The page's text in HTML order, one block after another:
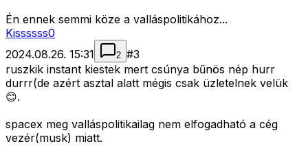
Én ennek semmi köze a valláspolitikához...
Kissssss0
2024.08.26. 15:31
2 #3
ruszkik instant kiestek mert csúnya bűnös nép hurr
durrr(de azért asztal alatt mégis csak üzletelnek velük
😊.
spacex meg valláspolitikailag nem elfogadható a cég
vezér(musk) miatt.